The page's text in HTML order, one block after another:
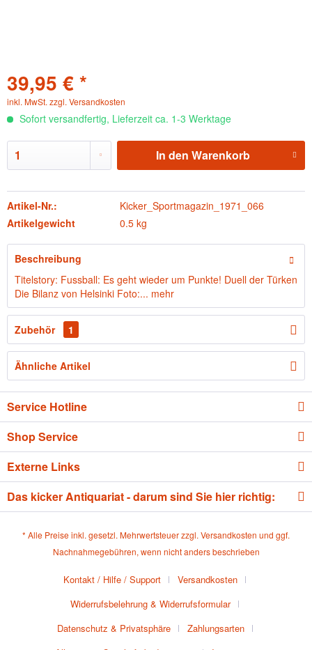
39,95 € *
inkl. MwSt. zzgl. Versandkosten
Sofort versandfertig, Lieferzeit ca. 1-3 Werktage
In den Warenkorb
Artikel-Nr.:
Kicker_Sportmagazin_1971_066
Artikelgewicht
0.5 kg
Beschreibung
Titelstory: Fussball: Es geht wieder um Punkte! Duell der Türken
Die Bilanz von Helsinki Foto:... mehr
Zubehör 1
Ähnliche Artikel
Service Hotline
Shop Service
Externe Links
Das kicker Antiquariat - darum sind Sie hier richtig:
* Alle Preise inkl. gesetzl. Mehrwertsteuer zzgl. Versandkosten und ggf.
Nachnahmegebühren, wenn nicht anders beschrieben
Kontakt / Hilfe / Support
Versandkosten
Widerrufsbelehrung & Widerrufsformular
Datenschutz & Privatsphäre
Zahlungsarten